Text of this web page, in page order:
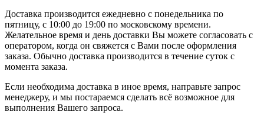
Доставка производится ежедневно с понедельника по
пятницу, с 10:00 до 19:00 по московскому времени.
Желательное время и день доставки Вы можете согласовать с
оператором, когда он свяжется с Вами после оформления
заказа. Обычно доставка производится в течение суток с
момента заказа.
Если необходима доставка в иное время, направьте запрос
менеджеру, и мы постараемся сделать всё возможное для
выполнения Вашего запроса.